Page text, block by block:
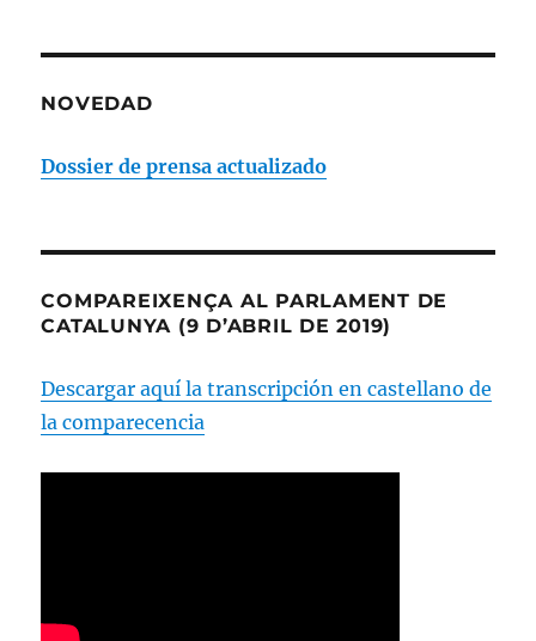
NOVEDAD
Dossier de prensa actualizado
COMPAREIXENÇA AL PARLAMENT DE
CATALUNYA (9 D’ABRIL DE 2019)
Descargar aquí la transcripción en castellano de
la comparecencia